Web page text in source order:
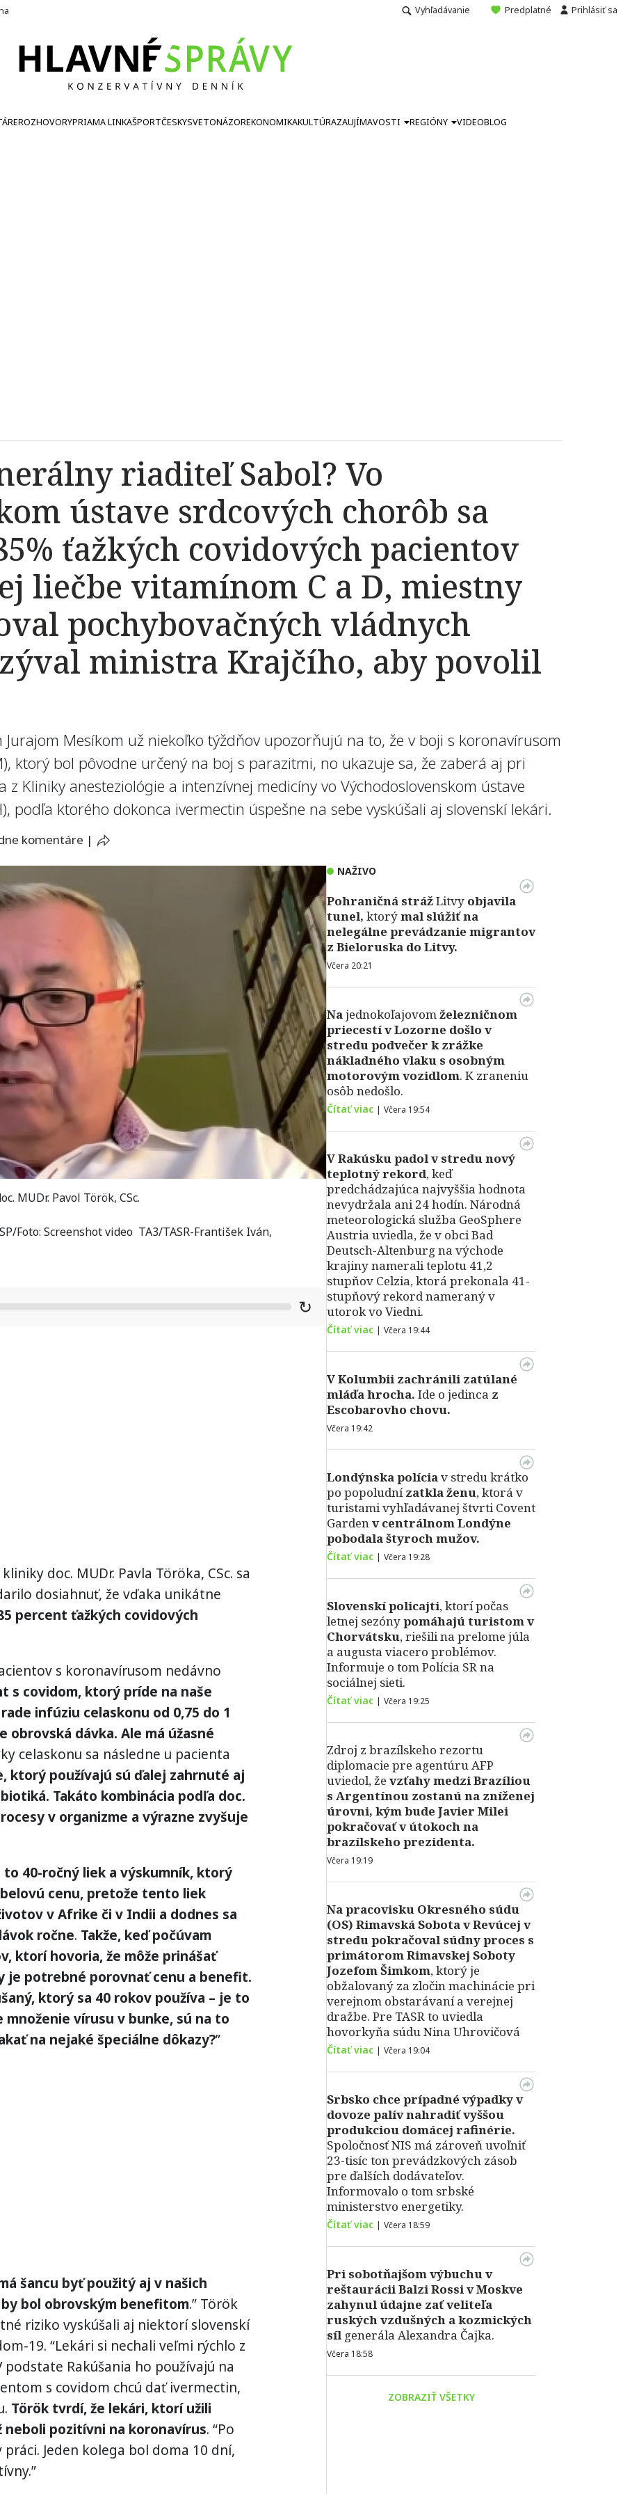
Vyhľadávanie Predplatné Prihlásiť sa
ROZHOVORYPRIAMA LINKAŠPORTČESKYSVETONÁZOREKONOMIKAKULTÚRAZAUJÍMAVOSTI REGIÓNY VIDEOBLOG
riaditeľ Sabol? Vo
ústave srdcových chorôb sa
ťažkých covidových pacientov
liečbe vitamínom C a D, miestny
pochybovačných vládnych
ministra Krajčího, aby povolil
Mesíkom už niekoľko týždňov upozorňujú na to, že v boji s koronavírusom
ktorý bol pôvodne určený na boj s parazitmi, no ukazuje sa, že zaberá aj pri
Kliniky anesteziológie a intenzívnej medicíny vo Východoslovenskom ústave
podľa ktorého dokonca ivermectin úspešne na sebe vyskúšali aj slovenskí lekári.
komentáre |
MUDr. Pavol Török, CSc.
Foto: Screenshot video TA3/TASR-František Iván,
↻
doc. MUDr. Pavla Töröka, CSc. sa
dosiahnuť, že vďaka unikátne
percent ťažkých covidových
s koronavírusom nedávno
s covidom, ktorý príde na naše
infúziu celaskonu od 0,75 do 1
obrovská dávka. Ale má úžasné
celaskonu sa následne u pacienta
ktorý používajú sú ďalej zahrnuté aj
Takáto kombinácia podľa doc.
v organizme a výrazne zvyšuje
40-ročný liek a výskumník, ktorý
cenu, pretože tento liek
v Afrike či v Indii a dodnes sa
ročne. Takže, keď počúvam
ktorí hovoria, že môže prinášať
je potrebné porovnať cenu a benefit.
ktorý sa 40 rokov používa – je to
vírusu v bunke, sú na to
na nejaké špeciálne dôkazy?”
šancu byť použitý aj v našich
bol obrovským benefitom.” Török
riziko vyskúšali aj niektorí slovenskí
19. “Lekári si nechali veľmi rýchlo z
Rakúšania ho používajú na
s covidom chcú dať ivermectin,
Török tvrdí, že lekári, ktorí užili
pozitívni na koronavírus. “Po
Jeden kolega bol doma 10 dní,
NAŽIVO
Pohraničná strážLitvy objavila
tunel, ktorýmal slúžiť na
nelegálne prevádzanie migrantov
z Bieloruska do Litvy.
Včera 20:21
Najednokoľajovomželezničnom
priecestí v Lozorne došlo v
stredu podvečer k zrážke
nákladného vlaku s osobným
motorovým vozidlom. K zraneniu
osôb nedošlo.
Čítať viac | Včera 19:54
V Rakúsku padol v stredu nový
teplotný rekord, keď
predchádzajúca najvyššia hodnota
nevydržala ani 24 hodín. Národná
meteorologická služba GeoSphere
Austria uviedla, že v obci Bad
Deutsch-Altenburg na východe
krajiny namerali teplotu 41,2
stupňov Celzia, ktorá prekonala 41-
stupňový rekord nameraný v
utorok vo Viedni.
Čítať viac | Včera 19:44
V Kolumbii zachránili zatúlané
mláďa hrocha. Ide o jedinca z
Escobarovho chovu.
Včera 19:42
Londýnska políciav stredu krátko
po popoludnízatkla ženu, ktorá v
turistami vyhľadávanej štvrti Covent
Gardenv centrálnom Londýne
pobodala štyroch mužov.
Čítať viac | Včera 19:28
Slovenskí policajti, ktorí počas
letnej sezónypomáhajú turistom v
Chorvátsku, riešili na prelome júla
a augusta viacero problémov.
Informuje o tom Polícia SR na
sociálnej sieti.
Čítať viac | Včera 19:25
Zdroj z brazílskeho rezortu
diplomacie pre agentúru AFP
uviedol, že vzťahy medzi Brazíliou
s Argentínou zostanú na zníženej
úrovni, kým bude Javier Milei
pokračovať v útokoch na
brazílskeho prezidenta.
Včera 19:19
Na pracovisku Okresného súdu
(OS) Rimavská Sobota v Revúcej v
stredu pokračoval súdny proces s
primátorom Rimavskej Soboty
Jozefom Šimkom, ktorý je
obžalovaný za zločin machinácie pri
verejnom obstarávaní a verejnej
dražbe. Pre TASR to uviedla
hovorkyňa súdu Nina Uhrovičová
Čítať viac | Včera 19:04
Srbsko chce prípadné výpadky v
dovoze palív nahradiť vyššou
produkciou domácej rafinérie.
Spoločnosť NIS má zároveň uvoľniť
23-tisíc ton prevádzkových zásob
pre ďalších dodávateľov.
Informovalo o tom srbské
ministerstvo energetiky.
Čítať viac | Včera 18:59
Pri sobotňajšom výbuchu v
reštaurácii Balzi Rossi v Moskve
zahynul údajne zať veliteľa
ruských vzdušných a kozmických
síl generála Alexandra Čajka.
Včera 18:58
ZOBRAZIŤ VŠETKY